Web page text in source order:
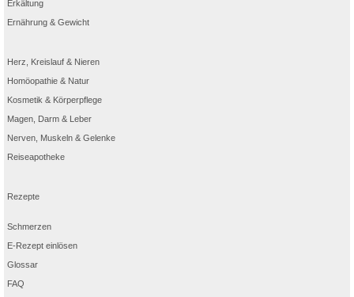
Erkältung
Ernährung & Gewicht
Herz, Kreislauf & Nieren
Homöopathie & Natur
Kosmetik & Körperpflege
Magen, Darm & Leber
Nerven, Muskeln & Gelenke
Reiseapotheke
Rezepte
Schmerzen
E-Rezept einlösen
Glossar
FAQ